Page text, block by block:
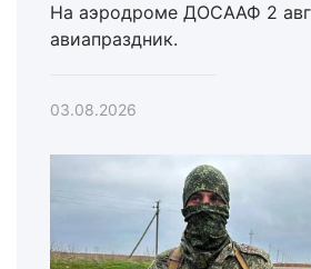
На аэродроме ДОСААФ 2
авиапраздник.
03.08.2026